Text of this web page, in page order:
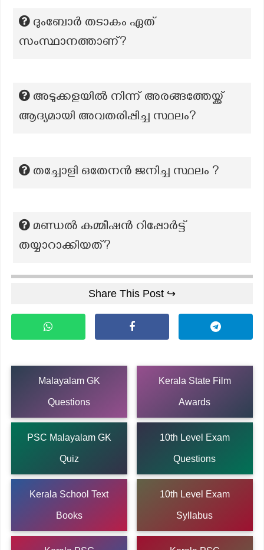
ദുംബോർ തടാകം ഏത്
സംസ്ഥാനത്താണ്?
അടുക്കളയിൽ നിന്ന് അരങ്ങത്തേയ്ക്ക്
ആദ്യമായി അവതരിപ്പിച്ച സ്ഥലം?
തച്ചോളി ഒതേനൻ ജനിച്ച സ്ഥലം ?
മണ്ഡൽ കമ്മീഷൻ റിപ്പോർട്ട്
തയ്യാറാക്കിയത്?
Share This Post ↪
Malayalam GK
Questions
Kerala State Film
Awards
PSC Malayalam GK
Quiz
10th Level Exam
Questions
Kerala School Text
Books
10th Level Exam
Syllabus